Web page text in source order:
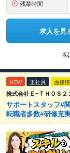
残業時間
求人を見
NEW 正社員 面接
株式会社Ｅ−ＴＨＯＳ２
サポートスタッフ#
転職者多数#研修充